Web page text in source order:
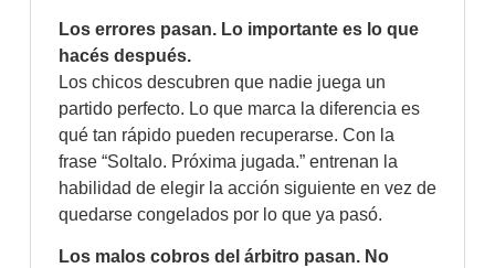
Los errores pasan. Lo importante es lo que
hacés después.
Los chicos descubren que nadie juega un
partido perfecto. Lo que marca la diferencia es
qué tan rápido pueden recuperarse. Con la
frase “Soltalo. Próxima jugada.” entrenan la
habilidad de elegir la acción siguiente en vez de
quedarse congelados por lo que ya pasó.
Los malos cobros del árbitro pasan. No